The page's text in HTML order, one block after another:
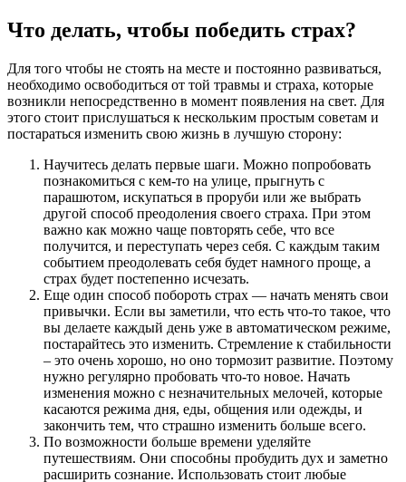
Что делать, чтобы победить страх?
Для того чтобы не стоять на месте и постоянно развиваться,
необходимо освободиться от той травмы и страха, которые
возникли непосредственно в момент появления на свет. Для
этого стоит прислушаться к нескольким простым советам и
постараться изменить свою жизнь в лучшую сторону:
Научитесь делать первые шаги. Можно попробовать
познакомиться с кем-то на улице, прыгнуть с
парашютом, искупаться в проруби или же выбрать
другой способ преодоления своего страха. При этом
важно как можно чаще повторять себе, что все
получится, и переступать через себя. С каждым таким
событием преодолевать себя будет намного проще, а
страх будет постепенно исчезать.
Еще один способ побороть страх — начать менять свои
привычки. Если вы заметили, что есть что-то такое, что
вы делаете каждый день уже в автоматическом режиме,
постарайтесь это изменить. Стремление к стабильности
– это очень хорошо, но оно тормозит развитие. Поэтому
нужно регулярно пробовать что-то новое. Начать
изменения можно с незначительных мелочей, которые
касаются режима дня, еды, общения или одежды, и
закончить тем, что страшно изменить больше всего.
По возможности больше времени уделяйте
путешествиям. Они способны пробудить дух и заметно
расширить сознание. Использовать стоит любые